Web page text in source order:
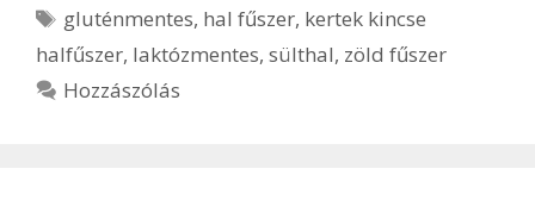
Címkék
gluténmentes, hal fűszer, kertek kincse
halfűszer, laktózmentes, sülthal, zöld fűszer
Hozzászólás